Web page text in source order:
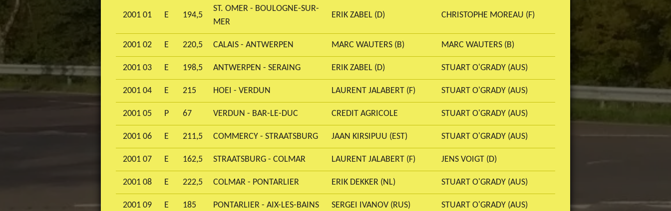
2001 01 E 194,5
ST. OMER - BOULOGNE-SUR-
MER
ERIK ZABEL (D) CHRISTOPHE MOREAU (F)
2001 02 E 220,5 CALAIS - ANTWERPEN MARC WAUTERS (B) MARC WAUTERS (B)
2001 03 E 198,5 ANTWERPEN - SERAING ERIK ZABEL (D) STUART O'GRADY (AUS)
2001 04 E 215 HOEI - VERDUN LAURENT JALABERT (F) STUART O'GRADY (AUS)
2001 05 P 67 VERDUN - BAR-LE-DUC CREDIT AGRICOLE STUART O'GRADY (AUS)
2001 06 E 211,5 COMMERCY - STRAATSBURG JAAN KIRSIPUU (EST) STUART O'GRADY (AUS)
2001 07 E 162,5 STRAATSBURG - COLMAR LAURENT JALABERT (F) JENS VOIGT (D)
2001 08 E 222,5 COLMAR - PONTARLIER ERIK DEKKER (NL) STUART O'GRADY (AUS)
2001 09 E 185 PONTARLIER - AIX-LES-BAINS SERGEI IVANOV (RUS) STUART O'GRADY (AUS)